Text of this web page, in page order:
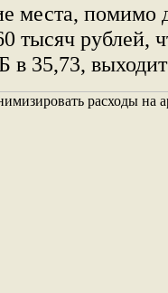
места, помимо
тысяч рублей,
в 35,73,